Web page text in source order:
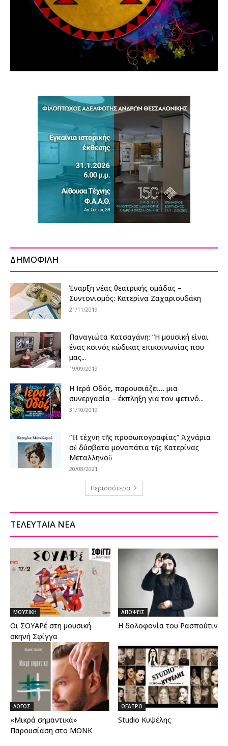
ΔΗΜΟΦΙΛΗ
Έναρξη νέας θεατρικής ομάδας –
Συντονισμός: Κατερίνα Ζαχαριουδάκη
21/11/2019
Παναγιώτα Κατσαγάνη: “Η μουσική είναι
ένας κοινός κώδικας επικοινωνίας που
μας...
19/09/2019
Η Ιερά Οδός, παρουσιάζει… μια
συνεργασία – έκπληξη για τον φετινό...
31/10/2019
“Ἡ τέχνη τῆς προσωπογραφίας” Ἀχνάρια
σὲ δύσβατα μονοπάτια τῆς Κατερίνας
Μεταλληνοῦ
20/08/2021
Περισσότερα
ΤΕΛΕΥΤΑΙΑ ΝΕΑ
ΜΟΥΣΙΚΗ
Οι ΣΟΥΑΡέ στη μουσική
σκηνή Σφίγγα
ΑΠΟΨΕΙΣ
Η δολοφονία του Ρασπούτιν
ΛΟΓΟΣ
«Μικρά σημαντικά»
Παρουσίαση στο MONK
ΘΕΑΤΡΟ
Studio Κυψέλης